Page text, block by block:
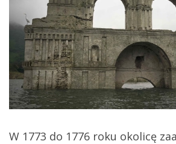
W 1773 do 1776 roku okolicę